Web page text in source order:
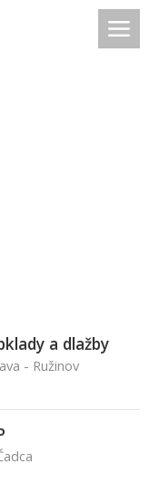
a dlažby
- Ružinov